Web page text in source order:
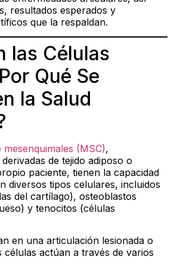
resultados esperados y
que la respaldan.
las Células
Qué Se
la Salud
(MSC),
de tejido adiposo o
paciente, tienen la capacidad
diversos tipos celulares, incluidos
del cartílago), osteoblastos
y tenocitos (células
en una articulación lesionada o
células actúan a través de varios